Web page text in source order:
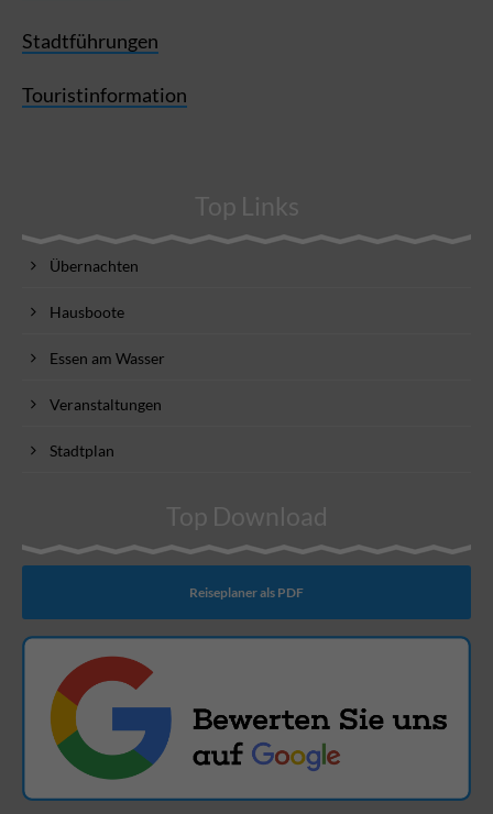
Stadtführungen
Touristinformation
Top Links
Übernachten
Hausboote
Essen am Wasser
Veranstaltungen
Stadtplan
Top Download
Reiseplaner als PDF